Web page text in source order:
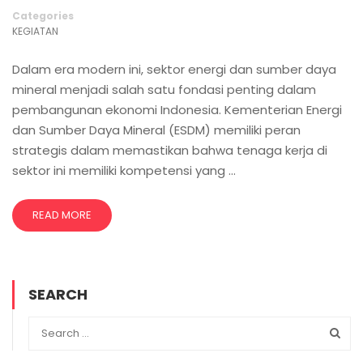
Categories
KEGIATAN
Dalam era modern ini, sektor energi dan sumber daya
mineral menjadi salah satu fondasi penting dalam
pembangunan ekonomi Indonesia. Kementerian Energi
dan Sumber Daya Mineral (ESDM) memiliki peran
strategis dalam memastikan bahwa tenaga kerja di
sektor ini memiliki kompetensi yang …
READ MORE
SEARCH